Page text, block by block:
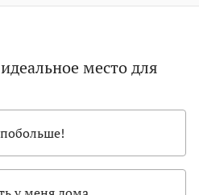
место для